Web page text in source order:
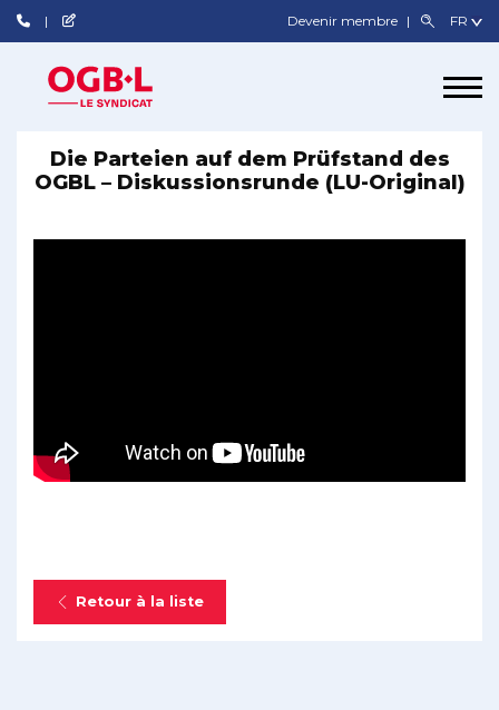
Devenir membre
Die Parteien auf dem Prüfstand des
OGBL – Diskussionsrunde (LU-Original)
Retour à la liste